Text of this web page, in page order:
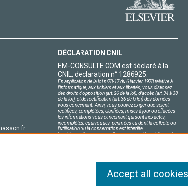
DÉCLARATION CNIL
EM-CONSULTE.COM est déclaré à la
CNIL, déclaration n° 1286925.
En application de la loi nº78-17 du 6 janvier 1978 relative à
l'informatique, aux fichiers et aux libertés, vous disposez
des droits d'opposition (art.26 de la loi), d'accès (art.34 à 38
de la loi), et de rectification (art.36 de la loi) des données
vous concernant. Ainsi, vous pouvez exiger que soient
rectifiées, complétées, clarifiées, mises à jour ou effacées
les informations vous concernant qui sont inexactes,
incomplètes, équivoques, périmées ou dont la collecte ou
l'utilisation ou la conservation est interdite.
Les informations personnelles concernant les visiteurs de
Accept all cookies